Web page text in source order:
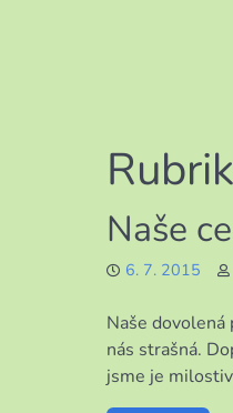
Naše
6. 7. 2015
Naše dovolená
nás strašná.
jsme je